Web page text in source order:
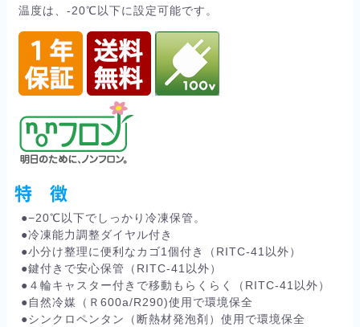
温度は、-20℃以下に設定可能です。
特 徴
●−20℃以下でしっかり冷凍保管。
●冷凍能力調整ダイヤル付き
●小分け整理に便利なカゴ1個付き（RITC-41以外）
●鍵付きで安心保管（RITC-41以外）
●４輪キャスター付きで移動もらくらく（RITC-41以外）
●自然冷媒（Ｒ600a/R290)使用で環境保全
●シンクロペンタン（断熱材発泡剤）使用で環境保全